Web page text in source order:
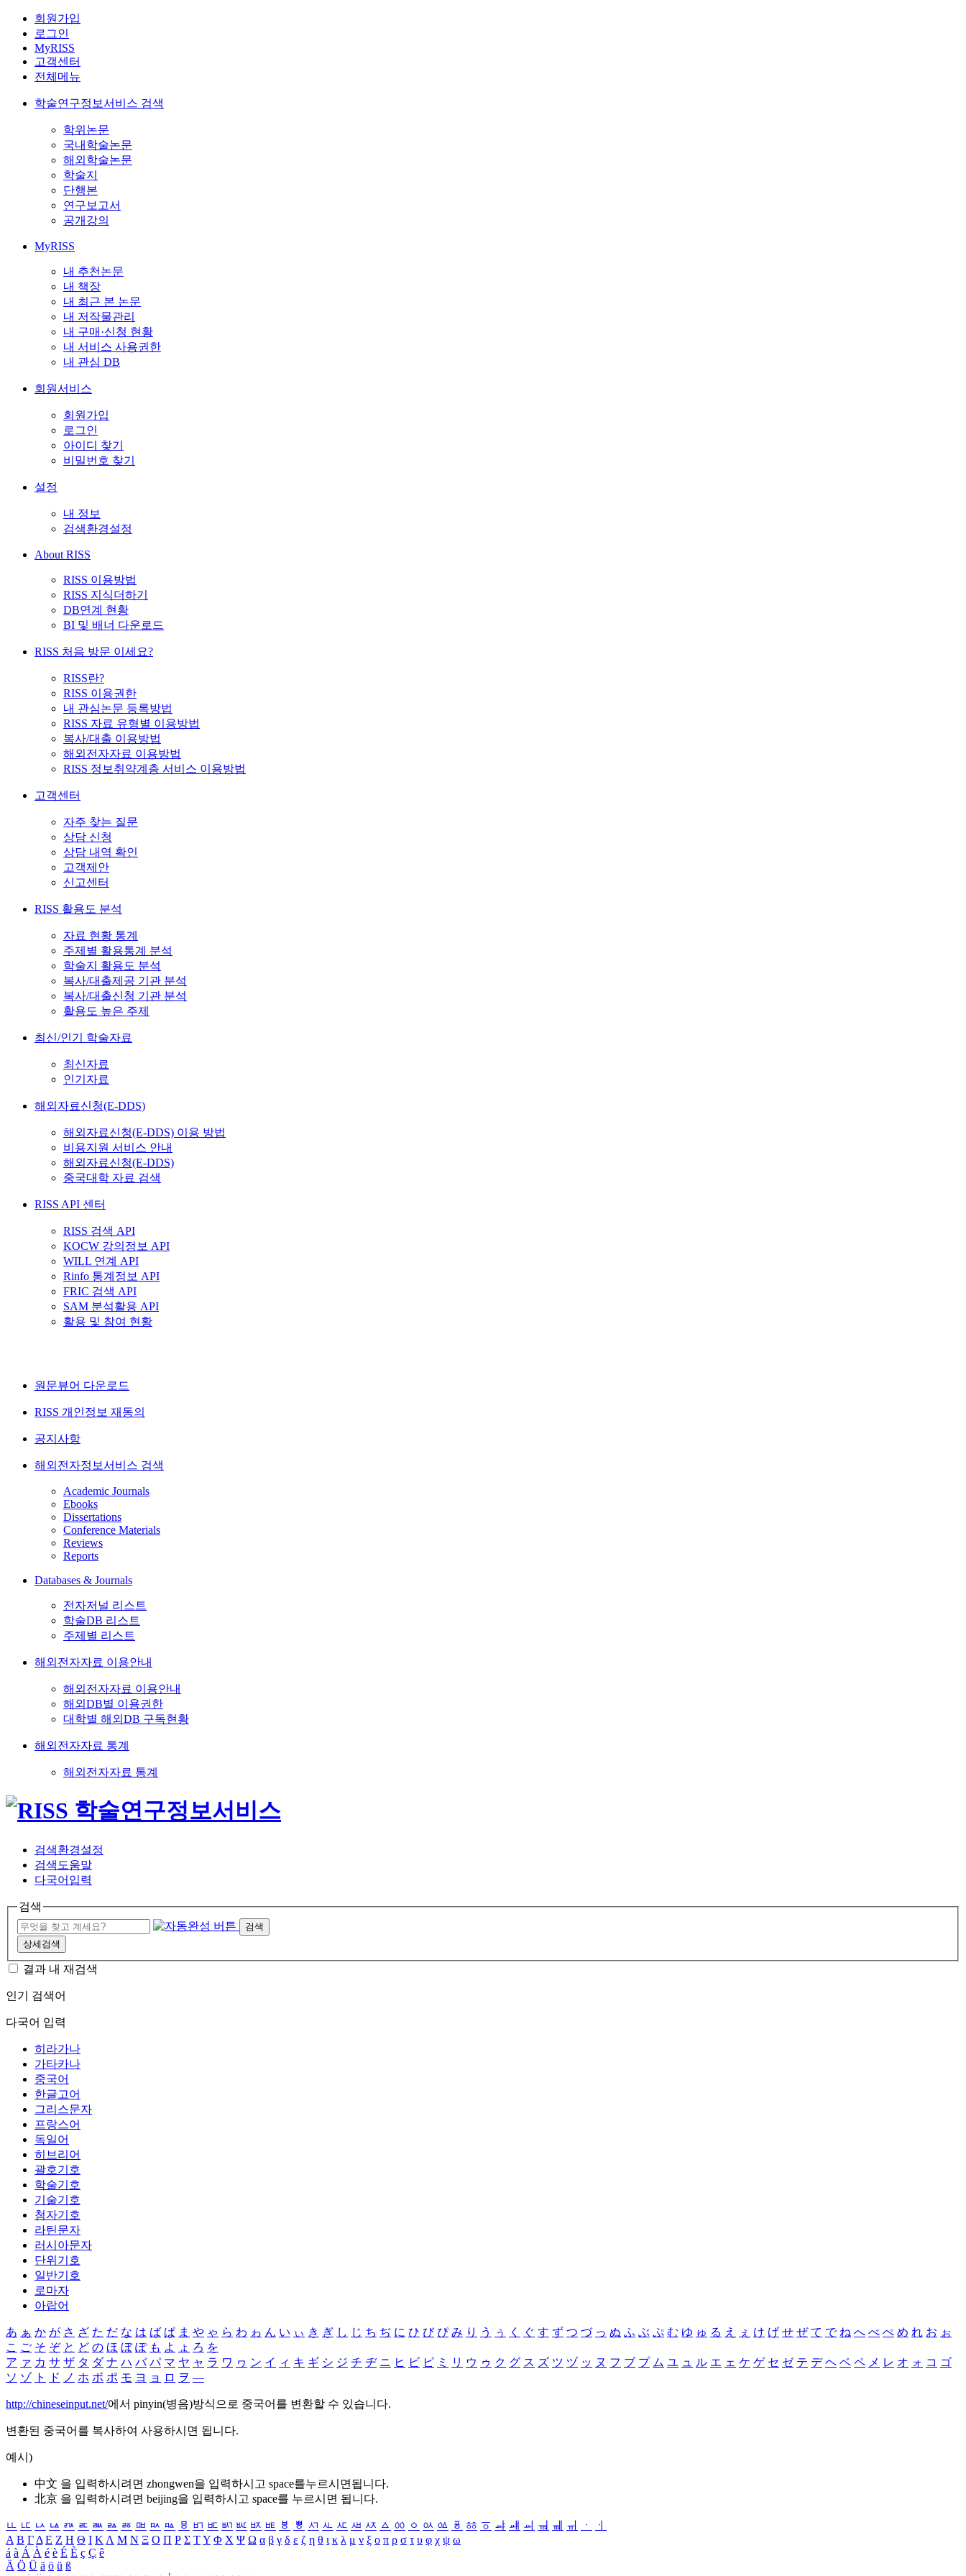
회원가입
로그인
MyRISS
고객센터
전체메뉴
학술연구정보서비스 검색
학위논문
국내학술논문
해외학술논문
학술지
단행본
연구보고서
공개강의
MyRISS
내 추천논문
내 책장
내 최근 본 논문
내 저작물관리
내 구매·신청 현황
내 서비스 사용권한
내 관심 DB
회원서비스
회원가입
로그인
아이디 찾기
비밀번호 찾기
설정
내 정보
검색환경설정
About RISS
RISS 이용방법
RISS 지식더하기
DB연계 현황
BI 및 배너 다운로드
RISS 처음 방문 이세요?
RISS란?
RISS 이용권한
내 관심논문 등록방법
RISS 자료 유형별 이용방법
복사/대출 이용방법
해외전자자료 이용방법
RISS 정보취약계층 서비스 이용방법
고객센터
자주 찾는 질문
상담 신청
상담 내역 확인
고객제안
신고센터
RISS 활용도 분석
자료 현황 통계
주제별 활용통계 분석
학술지 활용도 분석
복사/대출제공 기관 분석
복사/대출신청 기관 분석
활용도 높은 주제
최신/인기 학술자료
최신자료
인기자료
해외자료신청(E-DDS)
해외자료신청(E-DDS) 이용 방법
비용지원 서비스 안내
해외자료신청(E-DDS)
중국대학 자료 검색
RISS API 센터
RISS 검색 API
KOCW 강의정보 API
WILL 연계 API
Rinfo 통계정보 API
FRIC 검색 API
SAM 분석활용 API
활용 및 참여 현황
원문뷰어 다운로드
RISS 개인정보 재동의
공지사항
해외전자정보서비스 검색
Academic Journals
Ebooks
Dissertations
Conference Materials
Reviews
Reports
Databases & Journals
전자저널 리스트
학술DB 리스트
주제별 리스트
해외전자자료 이용안내
해외전자자료 이용안내
해외DB별 이용권한
대학별 해외DB 구독현황
해외전자자료 통계
해외전자자료 통계
검색환경설정
검색도움말
다국어입력
검색
검색
상세검색
결과 내 재검색
인기 검색어
다국어 입력
히라가나
가타카나
중국어
한글고어
그리스문자
프랑스어
독일어
히브리어
괄호기호
학술기호
기술기호
첨자기호
라틴문자
러시아문자
단위기호
일반기호
로마자
아랍어
あ ぁ か が さ ざ た だ な は ば ぱ ま や ゃ ら わ ゎ ん い ぃ き ぎ し じ ち ぢ に ひ び ぴ み り う ぅ く ぐ す ず つ づ っ ぬ ふ ぶ ぷ む ゆ ゅ る え ぇ け げ せ ぜ て で ね へ べ ぺ め れ お ぉ
こ ご そ ぞ と ど の ほ ぼ ぽ も よ ょ ろ を
ア ァ カ サ ザ タ ダ ナ ハ バ パ マ ヤ ャ ラ ワ ヮ ン イ ィ キ ギ シ ジ チ ヂ ニ ヒ ビ ピ ミ リ ウ ゥ ク グ ス ズ ツ ヅ ッ ヌ フ ブ プ ム ユ ュ ル エ ェ ケ ゲ セ ゼ テ デ ヘ ベ ペ メ レ オ ォ コ ゴ
ソ ゾ ト ド ノ ホ ボ ポ モ ヨ ョ ロ ヲ ―
http://chineseinput.net/에서 pinyin(병음)방식으로 중국어를 변환할 수 있습니다.
변환된 중국어를 복사하여 사용하시면 됩니다.
예시)
中文 을 입력하시려면 zhongwen을 입력하시고 space를누르시면됩니다.
北京 을 입력하시려면 beijing을 입력하시고 space를 누르시면 됩니다.
ㅥ ㅦ ㅧ ㅨ ㅩ ㅪ ㅫ ㅬ ㅭ ㅮ ㅯ ㅰ ㅱ ㅲ ㅳ ㅴ ㅵ ㅶ ㅷ ㅸ ㅹ ㅺ ㅻ ㅼ ㅽ ㅾ ㅿ ㆀ ㆁ ㆂ ㆃ ㆄ ㆅ ㆆ ㆇ ㆈ ㆉ ㆊ ㆋ ㆌ ㆍ
ㆎ
Α Β ΓΔ Ε Ζ Η Θ Ι ΚΛ Μ Ν Ξ Ο Π Ρ Σ ΤΥ Φ Χ Ψ Ω α β γ δ ε ζ η θ ι κ λ μ ν ξ ο π ρ σ τ υ φ χ ψ ω
á à Á À é è É È ç Ç ê
Ä Ö Ü ä ö ü ß